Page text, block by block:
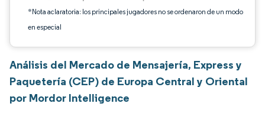
*Nota aclaratoria: los principales jugadores no se ordenaron de un modo
en especial
Análisis del Mercado de Mensajería, Express y
Paquetería (CEP) de Europa Central y Oriental
por Mordor Intelligence